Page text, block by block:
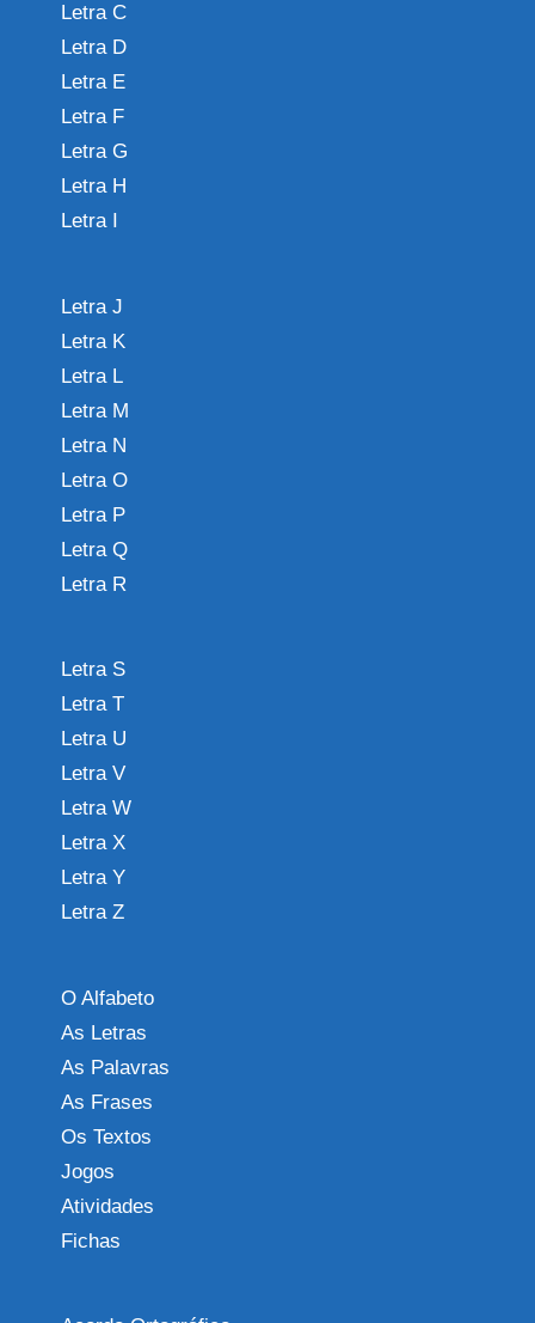
Letra C
Letra D
Letra E
Letra F
Letra G
Letra H
Letra I
Letra J
Letra K
Letra L
Letra M
Letra N
Letra O
Letra P
Letra Q
Letra R
Letra S
Letra T
Letra U
Letra V
Letra W
Letra X
Letra Y
Letra Z
O Alfabeto
As Letras
As Palavras
As Frases
Os Textos
Jogos
Atividades
Fichas